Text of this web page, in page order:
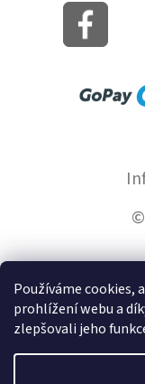
Používáme cookies,
prohlížení webu a
zlepšovali jeho